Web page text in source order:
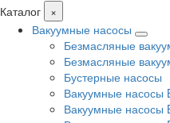
Каталог
×
Вакуумные насосы
Безмасляные
Безмасляные
Бустерные насосы
Вакуумные насосы
Вакуумные насосы